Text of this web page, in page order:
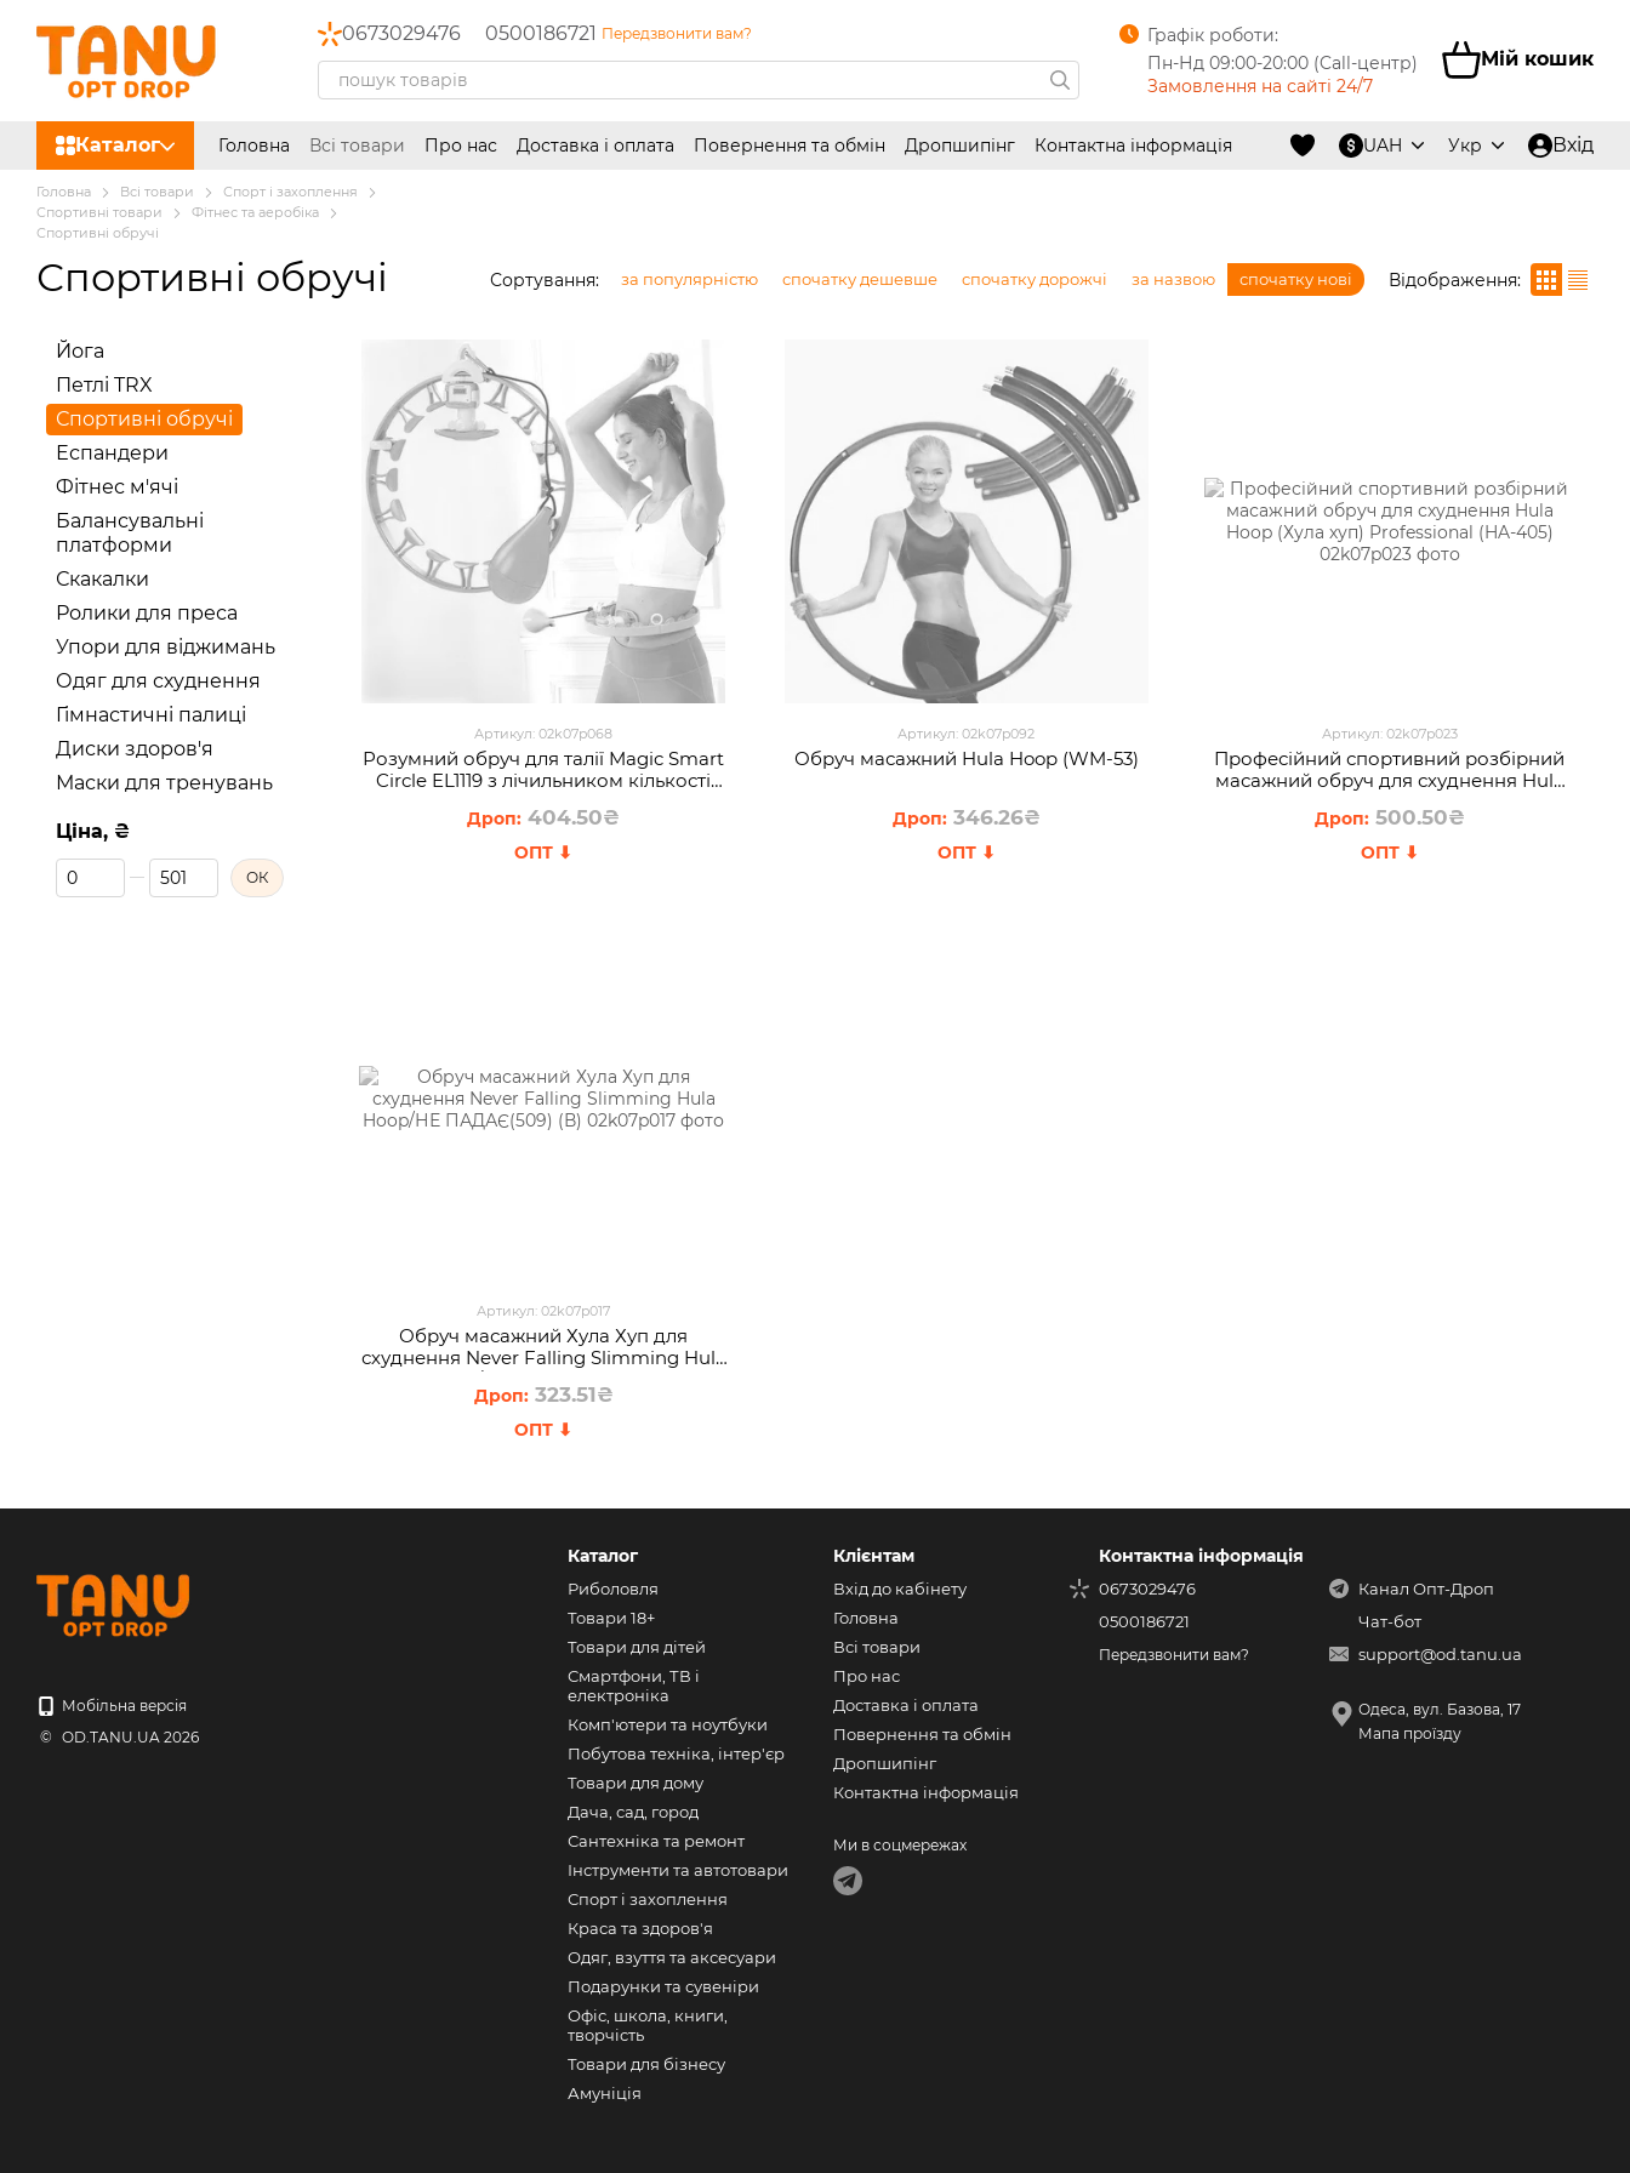
0673029476 0500186721 Передзвонити вам?
Графік роботи:
Пн-Нд 09:00-20:00 (Call-центр)
Замовлення на сайті 24/7
Мій кошик
Каталог Головна Всі товари Про нас Доставка і оплата Повернення та обмін Дропшипінг Контактна інформація UAH Укр Вхід
Головна Всі товари
Спорт і захоплення
Спортивні товари
Фітнес та аеробіка
Спортивні обручі
Спортивні обручі Сортування: за популярністю спочатку дешевше спочатку дорожчі за назвою спочатку нові Відображення:
Артикул: 02k07p068
Розумний обруч для талії Magic Smart
Circle EL1119 з лічильником кількості
404.50₴
Артикул: 02k07p092
Обруч масажний Hula Hoop (WM-53)
346.26₴
Артикул: 02k07p023
Професійний спортивний розбірний
масажний обруч для схуднення Hula
500.50₴
Артикул: 02k07p017
Обруч масажний Хула Хуп для
схуднення Never Falling Slimming Hula
Hoop/НЕ ПАДАЄ(509) (В)
323.51₴
Йога
Петлі TRX
Спортивні обручі
Еспандери
Фітнес м'ячі
Балансувальні
платформи
Скакалки
Ролики для преса
Упори для віджимань
Одяг для схуднення
Гімнастичні палиці
Диски здоров'я
Маски для тренувань
Ціна, ₴
Від Ціна, ₴
До Ціна, ₴ ОК
Мобільна версія
© OD.TANU.UA 2026
Каталог
Риболовля
Товари 18+
Товари для дітей
Смартфони, ТВ і
електроніка
Комп'ютери та ноутбуки
Побутова техніка, інтер'єр
Товари для дому
Дача, сад, город
Сантехніка та ремонт
Інструменти та автотовари
Спорт і захоплення
Краса та здоров'я
Одяг, взуття та аксесуари
Подарунки та сувеніри
Офіс, школа, книги,
творчість
Товари для бізнесу
Амуніція
Клієнтам
Вхід до кабінету
Головна
Всі товари
Про нас
Доставка і оплата
Повернення та обмін
Дропшипінг
Контактна інформація
Ми в соцмережах
Контактна інформація
0673029476
0500186721
Передзвонити вам?
Канал Опт-Дроп
Чат-бот
support@od.tanu.ua
Одеса, вул. Базова, 17
Мапа проїзду